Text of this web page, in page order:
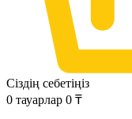
Сіздің себетіңіз
0 тауарлар 0 ₸